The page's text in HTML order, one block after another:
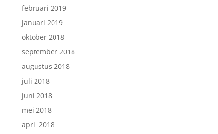
februari 2019
januari 2019
oktober 2018
september 2018
augustus 2018
juli 2018
juni 2018
mei 2018
april 2018